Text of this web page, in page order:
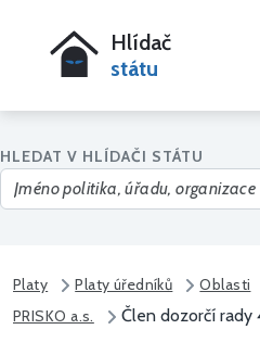
Hlídač
státu
HLEDAT V HLÍDAČI STÁTU
Platy Platy úředníků Oblasti
PRISKO a.s. Člen dozorčí rady